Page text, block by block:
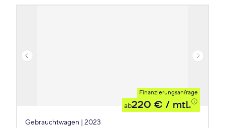
Finanzierungsanfrage
ab220 € / mtl.
Gebrauchtwagen | 2023